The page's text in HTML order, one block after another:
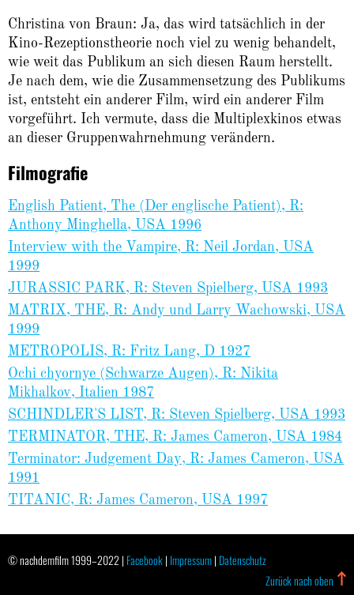
Christina von Braun: Ja, das wird tatsächlich in der
Kino-Rezeptionstheorie noch viel zu wenig behandelt,
wie weit das Publikum an sich diesen Raum herstellt.
Je nach dem, wie die Zusammensetzung des Publikums
ist, entsteht ein anderer Film, wird ein anderer Film
vorgeführt. Ich vermute, dass die Multiplexkinos etwas
an dieser Gruppenwahrnehmung verändern.
Filmografie
English Patient, The (Der englische Patient), R:
Anthony Minghella, USA 1996
Interview with the Vampire, R: Neil Jordan, USA
1999
JURASSIC PARK, R: Steven Spielberg, USA 1993
MATRIX, THE, R: Andy und Larry Wachowski, USA
1999
METROPOLIS, R: Fritz Lang, D 1927
Ochi chyornye (Schwarze Augen), R: Nikita
Mikhalkov, Italien 1987
SCHINDLER'S LIST, R: Steven Spielberg, USA 1993
TERMINATOR, THE, R: James Cameron, USA 1984
Terminator: Judgement Day, R: James Cameron, USA
1991
TITANIC, R: James Cameron, USA 1997
© nachdemfilm 1999–2022 | Facebook| Impressum| Datenschutz
Zurück nach oben